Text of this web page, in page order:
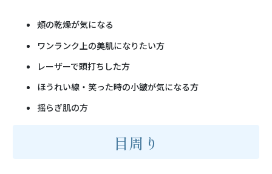
頬の乾燥が気になる
ワンランク上の美肌になりたい方
レーザーで頭打ちした方
ほうれい線・笑った時の小皺が気になる方
揺らぎ肌の方
目周り